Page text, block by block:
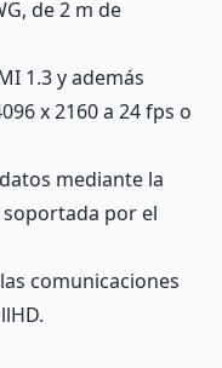
de 2 m de
1.3 y además
x 2160 a 24 fps o
mediante la
por el
comunicaciones